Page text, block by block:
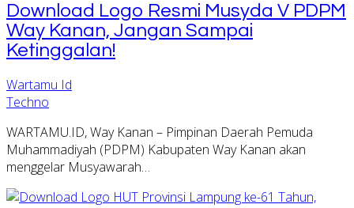
Download Logo Resmi Musyda V PDPM
Way Kanan, Jangan Sampai
Ketinggalan!
Wartamu Id
Techno
WARTAMU.ID, Way Kanan – Pimpinan Daerah Pemuda
Muhammadiyah (PDPM) Kabupaten Way Kanan akan
menggelar Musyawarah…